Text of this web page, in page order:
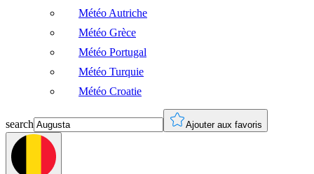
Météo Autriche
Météo Grèce
Météo Portugal
Météo Turquie
Météo Croatie
search Ajouter aux favoris